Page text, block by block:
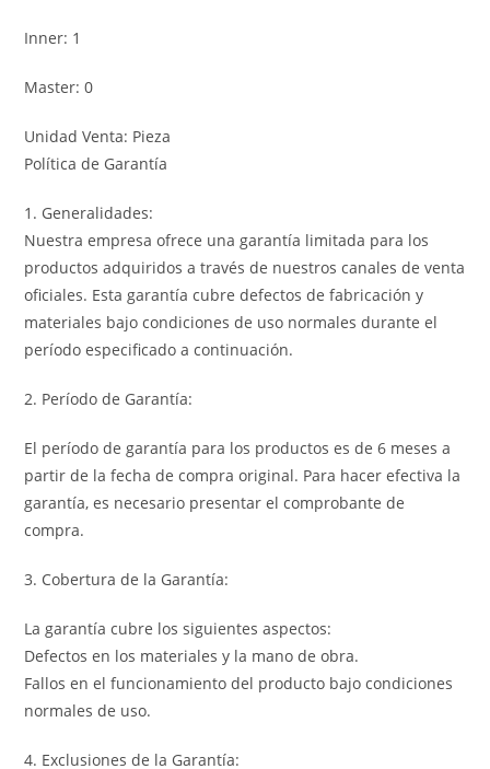
Inner: 1
Master: 0
Unidad Venta: Pieza
Política de Garantía
1. Generalidades:
Nuestra empresa ofrece una garantía limitada para los
productos adquiridos a través de nuestros canales de venta
oficiales. Esta garantía cubre defectos de fabricación y
materiales bajo condiciones de uso normales durante el
período especificado a continuación.
2. Período de Garantía:
El período de garantía para los productos es de 6 meses a
partir de la fecha de compra original. Para hacer efectiva la
garantía, es necesario presentar el comprobante de
compra.
3. Cobertura de la Garantía:
La garantía cubre los siguientes aspectos:
Defectos en los materiales y la mano de obra.
Fallos en el funcionamiento del producto bajo condiciones
normales de uso.
4. Exclusiones de la Garantía: